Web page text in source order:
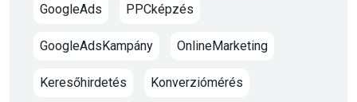
GoogleAds PPCképzés
GoogleAdsKampány OnlineMarketing
Keresőhirdetés Konverziómérés